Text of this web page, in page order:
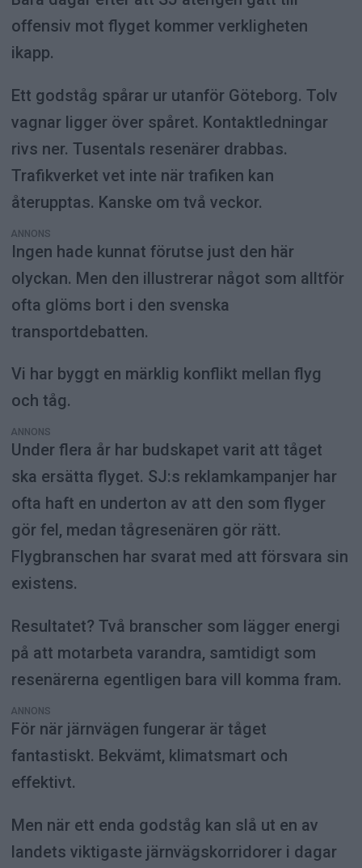
offensiv mot flyget kommer verkligheten
ikapp.
Ett godståg spårar ur utanför Göteborg. Tolv
vagnar ligger över spåret. Kontaktledningar
rivs ner. Tusentals resenärer drabbas.
Trafikverket vet inte när trafiken kan
återupptas. Kanske om två veckor.
ANNONS
Ingen hade kunnat förutse just den här
olyckan. Men den illustrerar något som alltför
ofta glöms bort i den svenska
transportdebatten.
Vi har byggt en märklig konflikt mellan flyg
och tåg.
ANNONS
Under flera år har budskapet varit att tåget
ska ersätta flyget. SJ:s reklamkampanjer har
ofta haft en underton av att den som flyger
gör fel, medan tågresenären gör rätt.
Flygbranschen har svarat med att försvara sin
existens.
Resultatet? Två branscher som lägger energi
på att motarbeta varandra, samtidigt som
resenärerna egentligen bara vill komma fram.
ANNONS
För när järnvägen fungerar är tåget
fantastiskt. Bekvämt, klimatsmart och
effektivt.
Men när ett enda godståg kan slå ut en av
landets viktigaste järnvägskorridorer i dagar